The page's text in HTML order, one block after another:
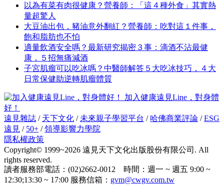
以為有菜有肉很健康？營養師：「這４種外食」其實熱
量超驚人
大豆油出包，豬油意外翻紅？營養師：吃對這１件事，
飽和脂肪也不怕
適量飲酒安全嗎？最新研究揭密３事：滴酒不沾最健
康，５招無痛減酒
子宮肌瘤可以吃冰嗎？中醫師解答５大吃冰技巧，４大
日常保健助逆轉肌瘤體質
加入健康遠見Line，對身體
好！
遠見雜誌 / 天下文化 / 未來親子學習平台 / 哈佛商業評論 /ESG
遠見 / 50+ /領導影響力學院
隱私權政策
Copyright© 1999~2026 遠見天下文化出版股份有限公司. All
rights reserved.
讀者服務部電話：(02)2662-0012 時間：週一 ~ 週五 9:00 ~
12:30;13:30 ~ 17:00 服務信箱： gvm@cwgv.com.tw